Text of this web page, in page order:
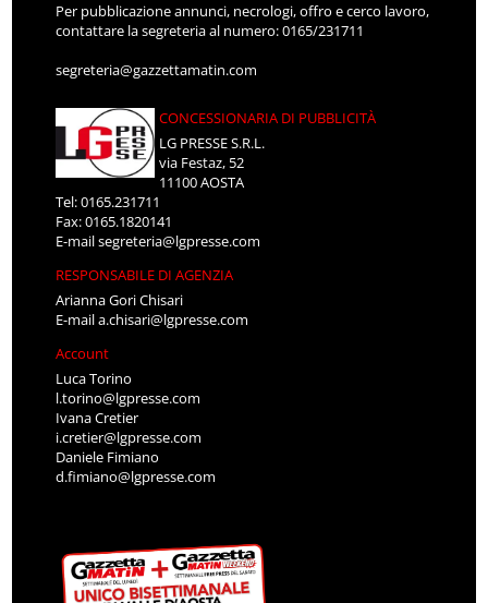
Per pubblicazione annunci, necrologi, offro e cerco lavoro,
contattare la segreteria al numero: 0165/231711
segreteria@gazzettamatin.com
CONCESSIONARIA DI PUBBLICITÀ
LG PRESSE S.R.L.
via Festaz, 52
11100 AOSTA
Tel: 0165.231711
Fax: 0165.1820141
E-mailsegreteria@lgpresse.com
RESPONSABILE DI AGENZIA
Arianna Gori Chisari
E-maila.chisari@lgpresse.com
Account
Luca Torino
l.torino@lgpresse.com
Ivana Cretier
i.cretier@lgpresse.com
Daniele Fimiano
d.fimiano@lgpresse.com